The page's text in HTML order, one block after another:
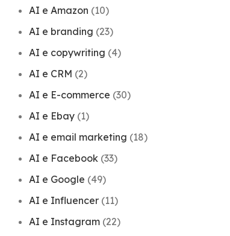
AI e Amazon (10)
AI e branding (23)
AI e copywriting (4)
AI e CRM (2)
AI e E-commerce (30)
AI e Ebay(1)
AI e email marketing (18)
AI e Facebook(33)
AI e Google (49)
AI e Influencer(11)
AI e Instagram(22)